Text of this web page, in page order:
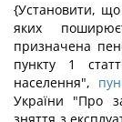
{Установити,
яких
призначена
пункту 1
населення",
України "Про